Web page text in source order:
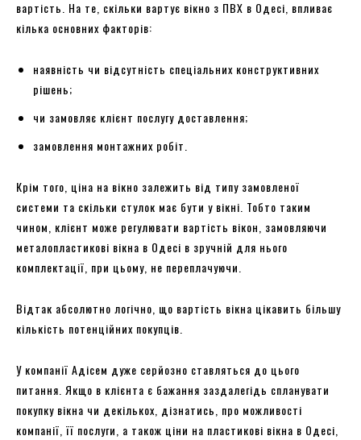
вартість. На те, скільки вартує вікно з ПВХ в Одесі, впливає
кілька основних факторів:
наявність чи відсутність спеціальних конструктивних
рішень;
чи замовляє клієнт послугу доставлення;
замовлення монтажних робіт.
Крім того, ціна на вікно залежить від типу замовленої
системи та скільки стулок має бути у вікні. Тобто таким
чином, клієнт може регулювати вартість вікон, замовляючи
металопластикові вікна в Одесі в зручній для нього
комплектації, при цьому, не переплачуючи.
Відтак абсолютно логічно, що вартість вікна цікавить більшу
кількість потенційних покупців.
У компанії Адісем дуже серйозно ставляться до цього
питання. Якщо в клієнта є бажання заздалегідь спланувати
покупку вікна чи декількох, дізнатись, про можливості
компанії, її послуги, а також ціни на пластикові вікна в Одесі,